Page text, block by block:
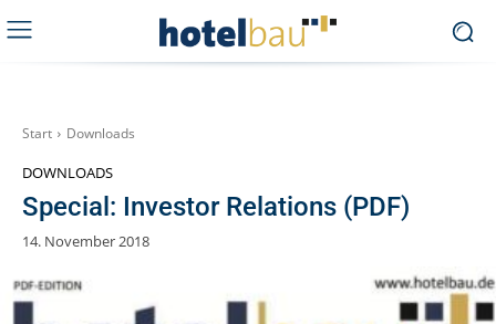
Start Downloads
DOWNLOADS
Special: Investor Relations (PDF)
14. November 2018